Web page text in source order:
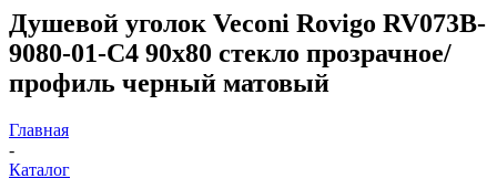
Душевой уголок Veconi Rovigo RV073B-
9080-01-C4 90х80 стекло прозрачное/
профиль черный матовый
Главная
-
Каталог